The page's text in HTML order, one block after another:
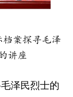
档案探寻毛泽
讲座
泽民烈士的